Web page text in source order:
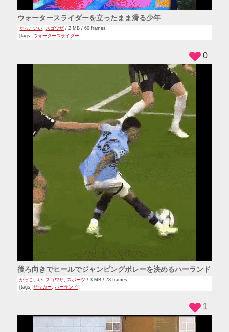
ウォータースライダーを立ったまま滑る少年
かっこいい, スゴワザ / 2 MB / 60 frames
[tags] ウォータースライダー
後ろ向きでヒールでジャンピングボレーを決めるハーランド
かっこいい スゴワザ スポーツ / 3 MB / 78 frames
[tags]サッカー,ハーランド
0
1